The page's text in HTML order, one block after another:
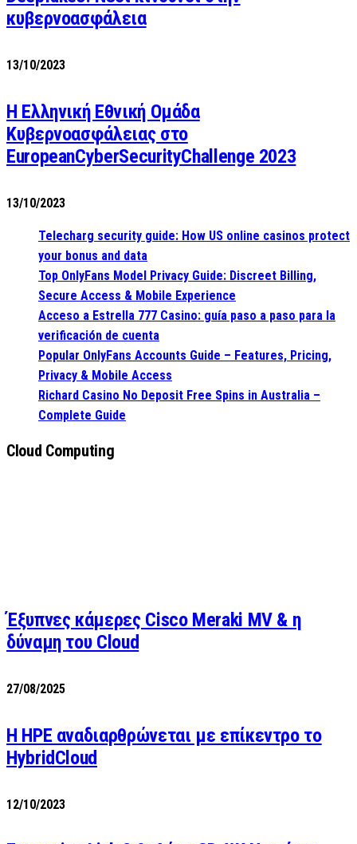
κυβερνοασφάλεια
13/10/2023
Η Ελληνική Εθνική Ομάδα
Κυβερνοασφάλειας στο
EuropeanCyberSecurityChallenge 2023
13/10/2023
Telecharg security guide: How US online casinos protect
your bonus and data
Top OnlyFans Model Privacy Guide: Discreet Billing,
Secure Access & Mobile Experience
Acceso a Estrella 777 Casino: guía paso a paso para la
verificación de cuenta
Popular OnlyFans Accounts Guide – Features, Pricing,
Privacy & Mobile Access
Richard Casino No Deposit Free Spins in Australia –
Complete Guide
Cloud Computing
Έξυπνες κάμερες Cisco Meraki MV & η
δύναμη του Cloud
27/08/2025
H HPE αναδιαρθρώνεται με επίκεντρο το
HybridCloud
12/10/2023